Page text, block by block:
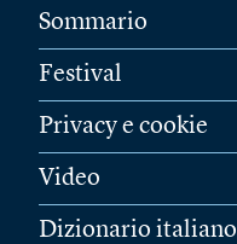
Sommario
Festival
Privacy e cookie
Video
Dizionario italiano